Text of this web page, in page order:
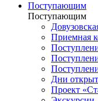
Поступающим
Поступающим
Приемная
Дни
Проект